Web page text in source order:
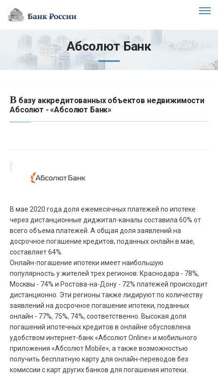
Абсолют Банк
Вбазу аккредитованных объектов недвижимости
Абсолют - «Абсолют Банк»
В мае 2020 года доля ежемесячных платежей по ипотеке
через дистанционные диджитал-каналы составила 60% от
всего объема платежей. А общая доля заявлений на
досрочное погашение кредитов, поданных онлайн в мае,
составляет 64%.
Онлайн-погашение ипотеки имеет наибольшую
популярность у жителей трех регионов: Краснодара - 78%,
Москвы - 74% и Ростова-на-Дону - 72% платежей происходит
дистанционно. Эти регионы также лидируют по количеству
заявлений на досрочное погашение ипотеки, поданных
онлайн - 77%, 75%, 74%, соответственно. Высокая доля
погашений ипотечных кредитов в онлайне обусловлена
удобством интернет-банк «Абсолют Online» и мобильного
приложения «Абсолют Mobile», а также возможностью
получить бесплатную карту для онлайн-переводов без
комиссии с карт других банков для погашения ипотеки.